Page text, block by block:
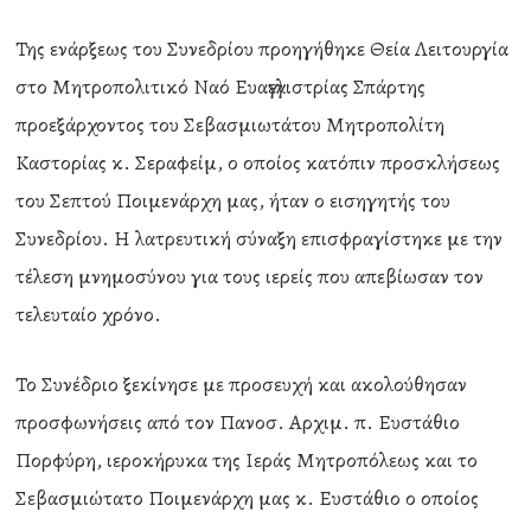
Της ενάρξεως του Συνεδρίου προηγήθηκε Θεία Λειτουργία
στο Μητροπολιτικό Ναό Ευαγγελιστρίας Σπάρτης
προεξάρχοντος του Σεβασμιωτάτου Μητροπολίτη
Καστορίας κ. Σεραφείμ, ο οποίος κατόπιν προσκλήσεως
του Σεπτού Ποιμενάρχη μας, ήταν ο εισηγητής του
Συνεδρίου. Η λατρευτική σύναξη επισφραγίστηκε με την
τέλεση μνημοσύνου για τους ιερείς που απεβίωσαν τον
τελευταίο χρόνο.
Το Συνέδριο ξεκίνησε με προσευχή και ακολούθησαν
προσφωνήσεις από τον Πανοσ. Αρχιμ. π. Ευστάθιο
Πορφύρη, ιεροκήρυκα της Ιεράς Μητροπόλεως και το
Σεβασμιώτατο Ποιμενάρχη μας κ. Ευστάθιο ο οποίος